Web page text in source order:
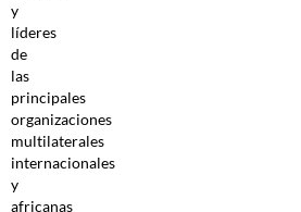
y
líderes
de
las
principales
organizaciones
multilaterales
internacionales
y
africanas